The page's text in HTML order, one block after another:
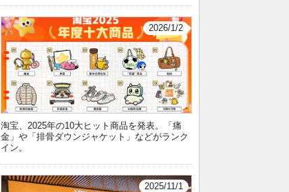
2026/1/2
淘宝、2025年の10大ヒット商品を発表。「痛
金」や「排骨ダウンジャケット」などがランク
イン。
2025/11/1